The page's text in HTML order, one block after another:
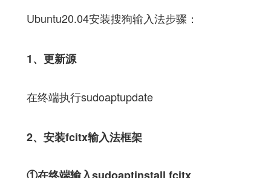
Ubuntu20.04安装搜狗输入法步骤：
1、更新源
在终端执行sudoaptupdate
2、安装fcitx输入法框架